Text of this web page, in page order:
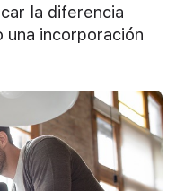
la diferencia
incorporación